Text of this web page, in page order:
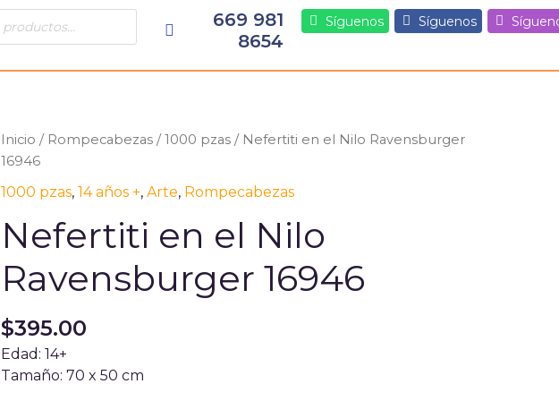
669 981
8654
Síguenos Síguenos
Inicio / Rompecabezas /1000 pzas / Nefertiti en el Nilo Ravensburger
16946
1000 pzas, 14 años +, Arte, Rompecabezas
Nefertiti en el Nilo
Ravensburger 16946
$395.00
Edad: 14+
Tamaño: 70 x 50 cm